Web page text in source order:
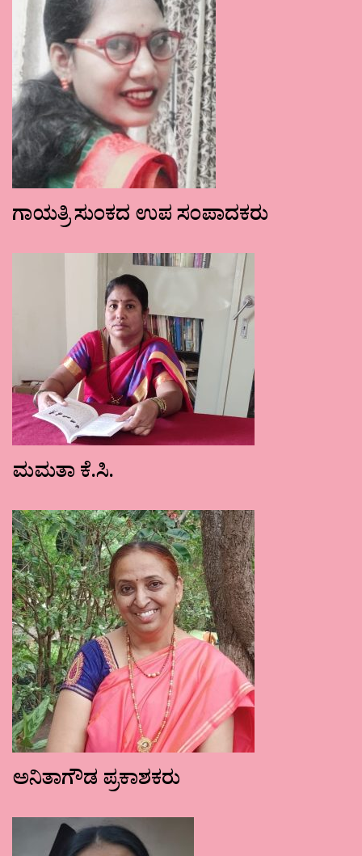
ಗಾಯತ್ರಿ ಸುಂಕದ ಉಪ ಸಂಪಾದಕರು
ಮಮತಾ ಕೆ.ಸಿ.
ಅನಿತಾಗೌಡ ಪ್ರಕಾಶಕರು